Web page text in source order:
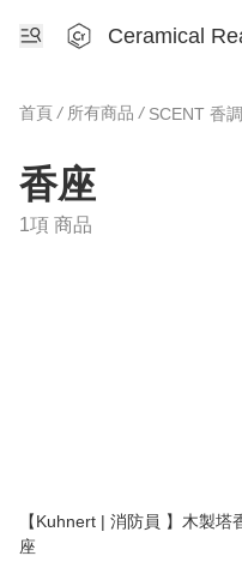
Ceramical
首頁 / 所有商品 / SCENT 香調
香座
1項 商品
【Kuhnert | 消防員 】木製塔
座